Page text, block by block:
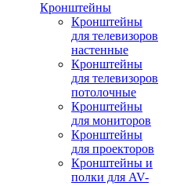
Кронштейны
Кронштейны
для телевизоров
настенные
Кронштейны
для телевизоров
потолочные
Кронштейны
для мониторов
Кронштейны
для проекторов
Кронштейны и
полки для AV-